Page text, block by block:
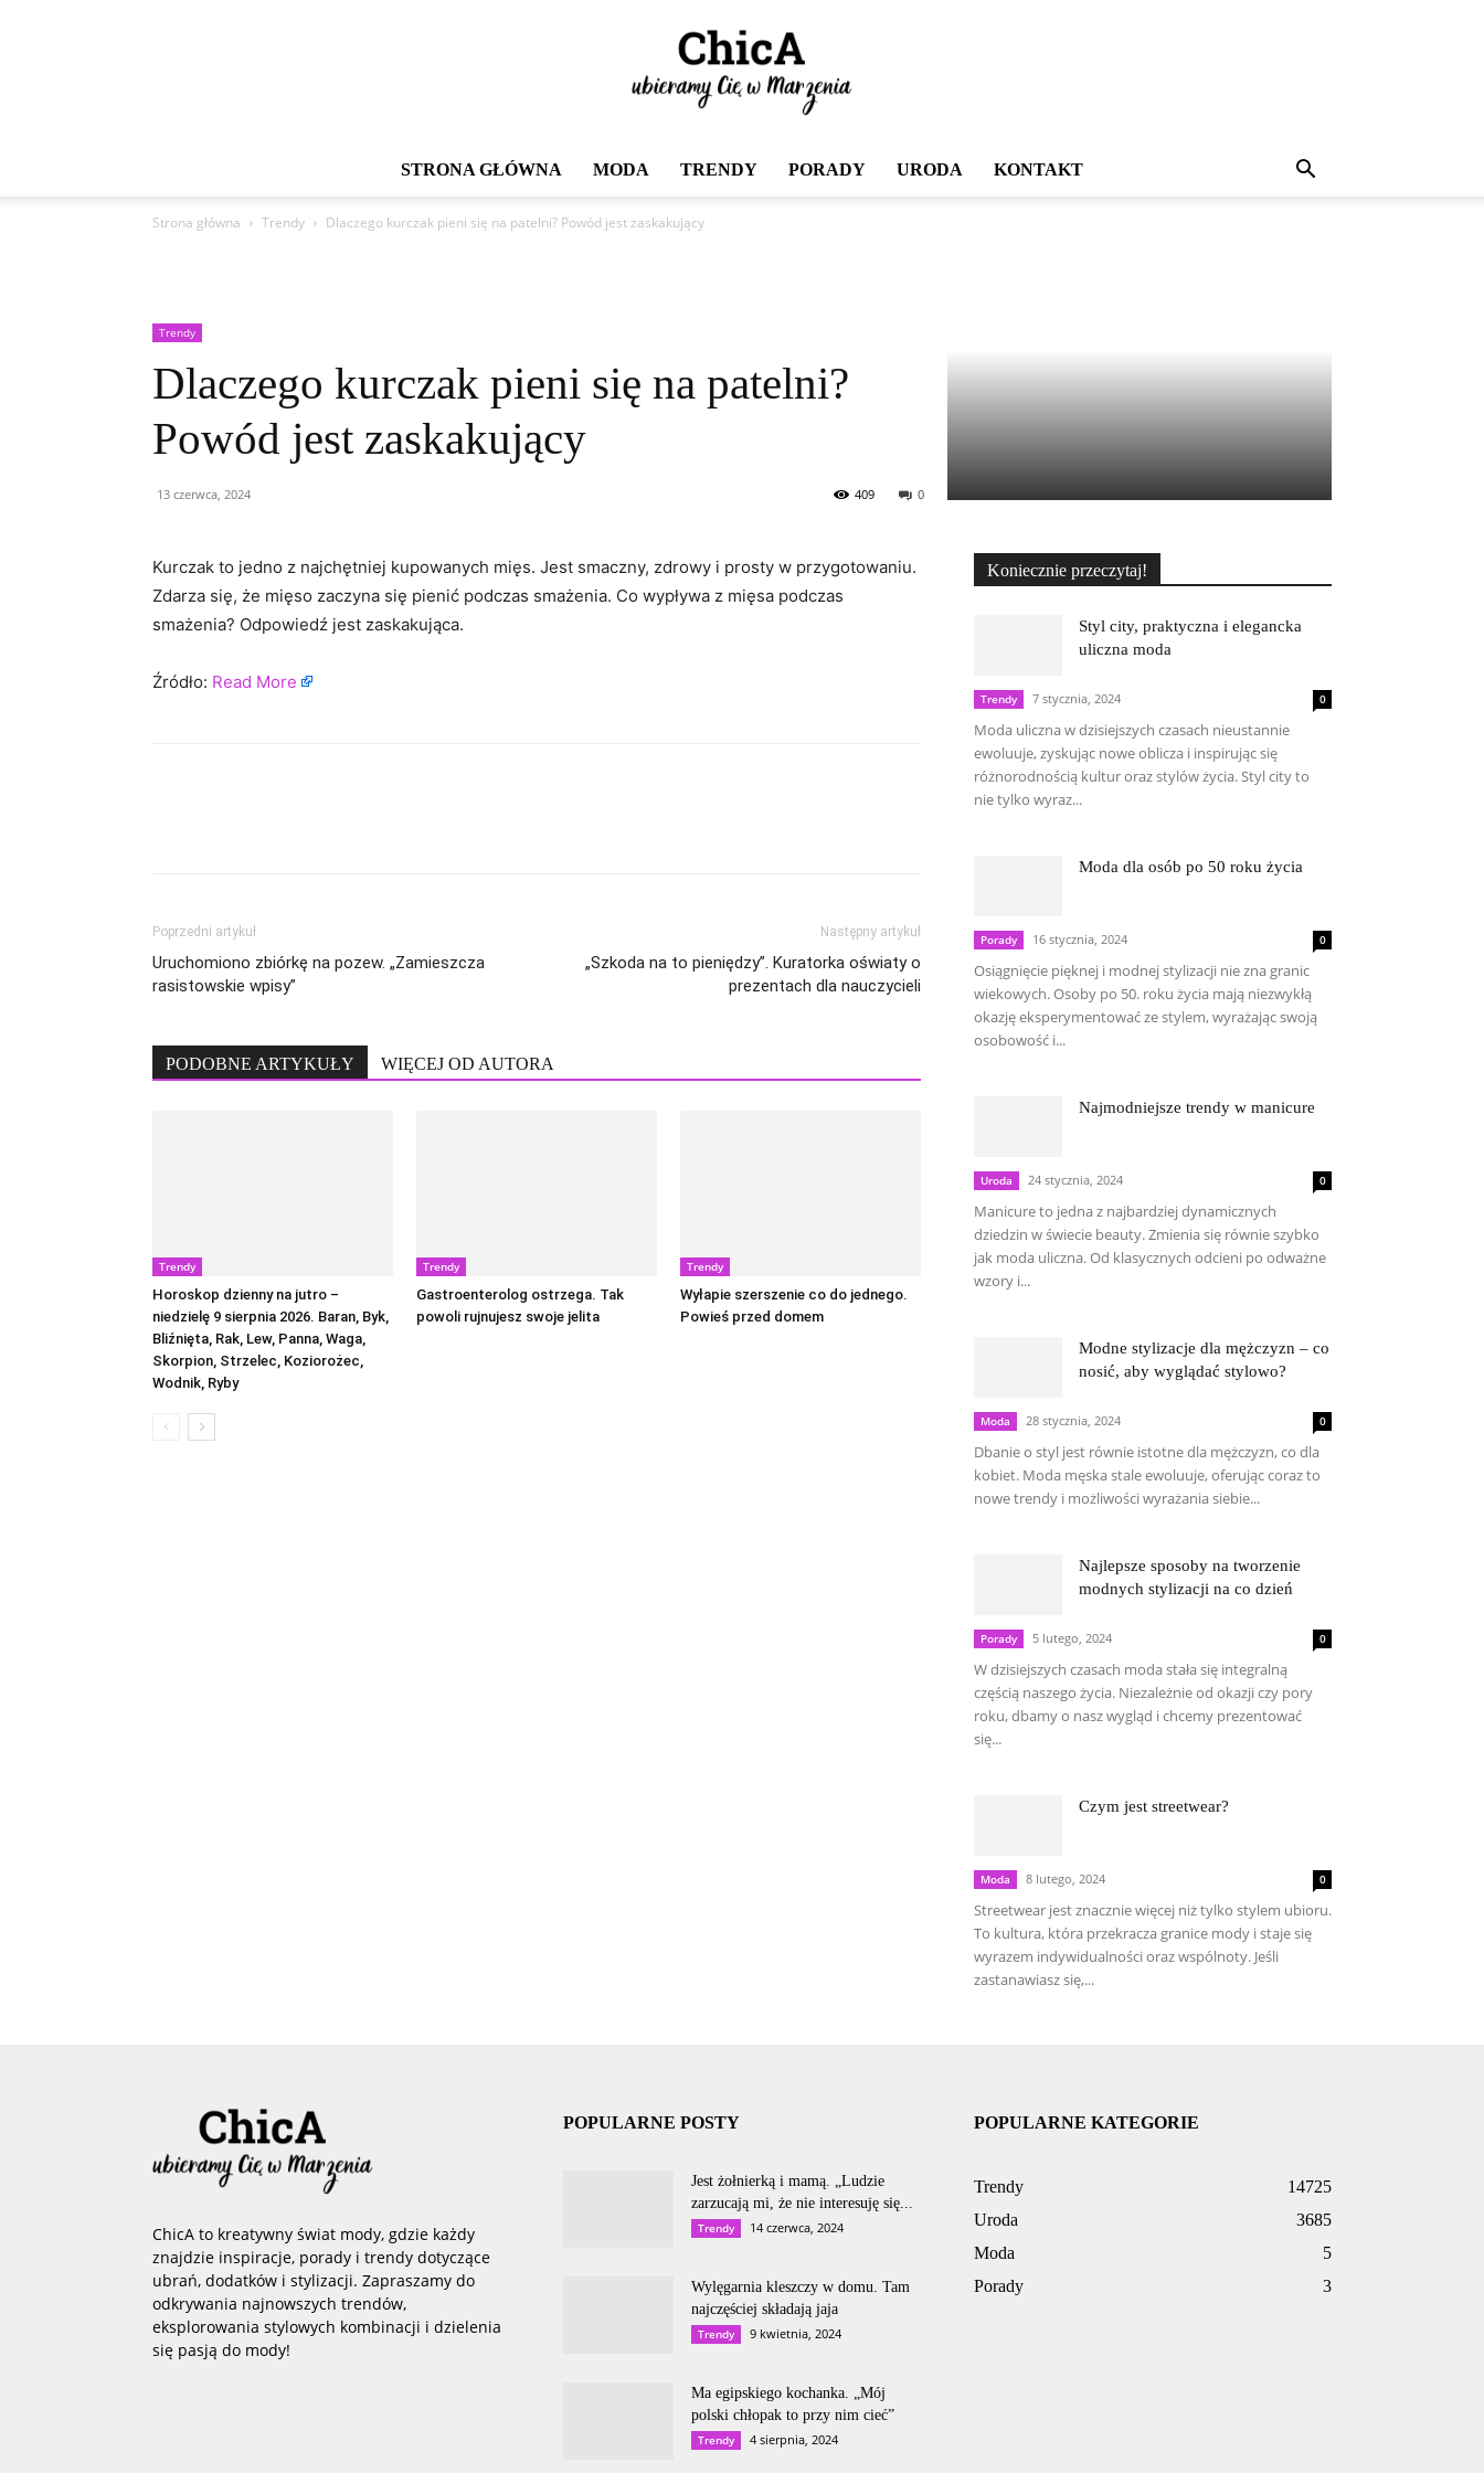
STRONA GŁÓWNA MODA TRENDY PORADY URODA KONTAKT
Strona główna Trendy Dlaczego kurczak pieni się na patelni? Powód jest zaskakujący
Trendy
Dlaczego kurczak pieni się na patelni?
Powód jest zaskakujący
13 czerwca, 2024 0
409
Kurczak to jedno z najchętniej kupowanych mięs. Jest smaczny, zdrowy i prosty w przygotowaniu.
Zdarza się, że mięso zaczyna się pienić podczas smażenia. Co wypływa z mięsa podczas
smażenia? Odpowiedź jest zaskakująca.
Źródło: Read More
Poprzedni artykuł
Uruchomiono zbiórkę na pozew. „Zamieszcza
rasistowskie wpisy”
Następny artykuł
„Szkoda na to pieniędzy”. Kuratorka oświaty o
prezentach dla nauczycieli
PODOBNE ARTYKUŁY WIĘCEJ OD AUTORA
Trendy
Horoskop dzienny na jutro –
niedzielę 9 sierpnia 2026. Baran, Byk,
Bliźnięta, Rak, Lew, Panna, Waga,
Skorpion, Strzelec, Koziorożec,
Wodnik, Ryby
Trendy
Gastroenterolog ostrzega. Tak
powoli rujnujesz swoje jelita
Trendy
Wyłapie szerszenie co do jednego.
Powieś przed domem
Koniecznie przeczytaj!
Styl city, praktyczna i elegancka
uliczna moda
Trendy 7 stycznia, 2024 0
Moda uliczna w dzisiejszych czasach nieustannie
ewoluuje, zyskując nowe oblicza i inspirując się
różnorodnością kultur oraz stylów życia. Styl city to
nie tylko wyraz...
Moda dla osób po 50 roku życia
Porady 16 stycznia, 2024 0
Osiągnięcie pięknej i modnej stylizacji nie zna granic
wiekowych. Osoby po 50. roku życia mają niezwykłą
okazję eksperymentować ze stylem, wyrażając swoją
osobowość i...
Najmodniejsze trendy w manicure
Uroda 24 stycznia, 2024 0
Manicure to jedna z najbardziej dynamicznych
dziedzin w świecie beauty. Zmienia się równie szybko
jak moda uliczna. Od klasycznych odcieni po odważne
wzory i...
Modne stylizacje dla mężczyzn – co
nosić, aby wyglądać stylowo?
Moda 28 stycznia, 2024 0
Dbanie o styl jest równie istotne dla mężczyzn, co dla
kobiet. Moda męska stale ewoluuje, oferując coraz to
nowe trendy i możliwości wyrażania siebie...
Najlepsze sposoby na tworzenie
modnych stylizacji na co dzień
Porady 5 lutego, 2024 0
W dzisiejszych czasach moda stała się integralną
częścią naszego życia. Niezależnie od okazji czy pory
roku, dbamy o nasz wygląd i chcemy prezentować
się...
Czym jest streetwear?
Moda 8 lutego, 2024 0
Streetwear jest znacznie więcej niż tylko stylem ubioru.
To kultura, która przekracza granice mody i staje się
wyrazem indywidualności oraz wspólnoty. Jeśli
zastanawiasz się,...
ChicA to kreatywny świat mody, gdzie każdy
znajdzie inspiracje, porady i trendy dotyczące
ubrań, dodatków i stylizacji. Zapraszamy do
odkrywania najnowszych trendów,
eksplorowania stylowych kombinacji i dzielenia
się pasją do mody!
POPULARNE POSTY
Jest żołnierką i mamą. „Ludzie
zarzucają mi, że nie interesuję się...
Trendy 14 czerwca, 2024
Wylęgarnia kleszczy w domu. Tam
najczęściej składają jaja
Trendy 9 kwietnia, 2024
Ma egipskiego kochanka. „Mój
polski chłopak to przy nim cieć”
Trendy 4 sierpnia, 2024
POPULARNE KATEGORIE
Trendy
14725
Uroda
3685
Moda
5
Porady
3